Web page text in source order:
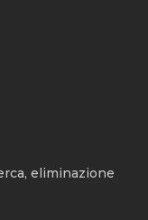
eliminazione